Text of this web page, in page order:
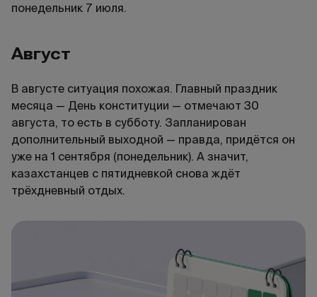
понедельник 7 июля.
Август
В августе ситуация похожая. Главный праздник
месяца — День конституции — отмечают 30
августа, то есть в субботу. Запланирован
дополнительный выходной — правда, придётся он
уже на 1 сентября (понедельник). А значит,
казахстанцев с пятидневкой снова ждёт
трёхдневный отдых.